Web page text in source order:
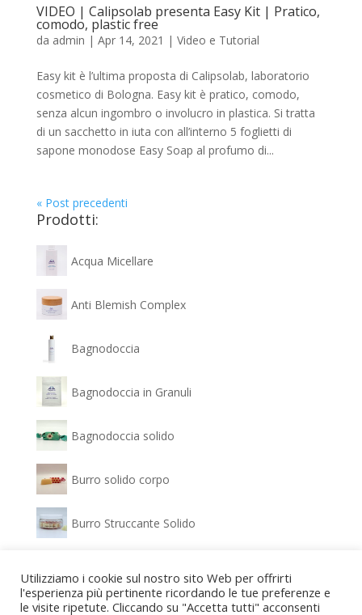
VIDEO | Calipsolab presenta Easy Kit | Pratico,
comodo, plastic free
da admin | Apr 14, 2021 | Video e Tutorial
Easy kit è l’ultima proposta di Calipsolab, laboratorio
cosmetico di Bologna. Easy kit è pratico, comodo,
senza alcun ingombro o involucro in plastica. Si tratta
di un sacchetto in iuta con all’interno 5 foglietti di
sapone monodose Easy Soap al profumo di...
« Post precedenti
Prodotti:
Acqua Micellare
Anti Blemish Complex
Bagnodoccia
Bagnodoccia in Granuli
Bagnodoccia solido
Burro solido corpo
Burro Struccante Solido
Confezione regalo Bagnodoccia e Gel idratante
Utilizziamo i cookie sul nostro sito Web per offrirti
l'esperienza più pertinente ricordando le tue preferenze e
le visite ripetute. Cliccando su "Accetta tutti" acconsenti